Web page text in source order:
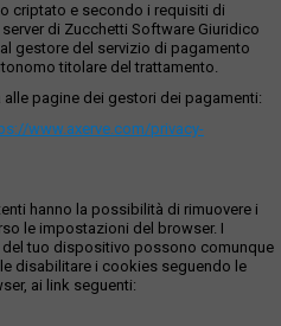
criptato e secondo i requisiti di
di Zucchetti Software Giuridico
gestore del servizio di pagamento
titolare del trattamento.
pagine dei gestori dei pagamenti:
www.axerve.com/privacy-
hanno la possibilità di rimuovere i
le impostazioni del browser. I
tuo dispositivo possono comunque
disabilitare i cookies seguendo le
ai link seguenti: